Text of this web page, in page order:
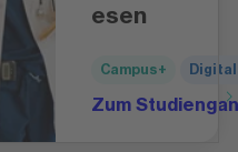
esen
Campus+
Zum